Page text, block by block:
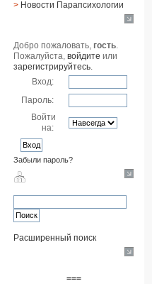
> Новости Парапсихологии
Добро пожаловать,гость.
Пожалуйста,войдите или
зарегистрируйтесь.
Вход:
Пароль:
Войти
на:
Забыли пароль?
Расширенный поиск
===